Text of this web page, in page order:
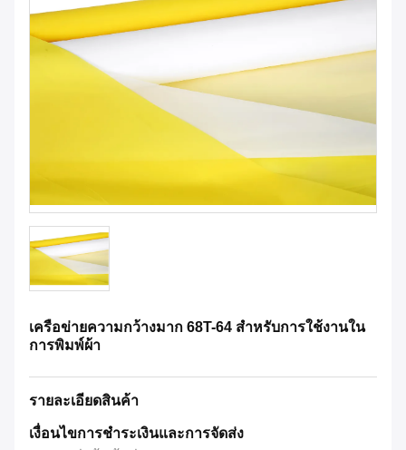
เครือข่ายความกว้างมาก 68T-64 สําหรับการใช้งานใน
การพิมพ์ผ้า
รายละเอียดสินค้า
เงื่อนไขการชําระเงินและการจัดส่ง